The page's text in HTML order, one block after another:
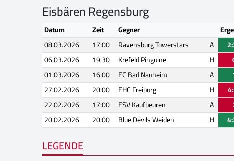
Eisbären Regensburg
Datum Zeit Gegner
08.03.2026
17:00 Ravensburg Towerstars A
06.03.2026
19:30 Krefeld Pinguine H
01.03.2026
16:00 EC Bad Nauheim A
27.02.2026
20:00 EHC Freiburg H
22.02.2026
17:00 ESV Kaufbeuren A
20.02.2026
20:00 Blue Devils Weiden H
LEGENDE